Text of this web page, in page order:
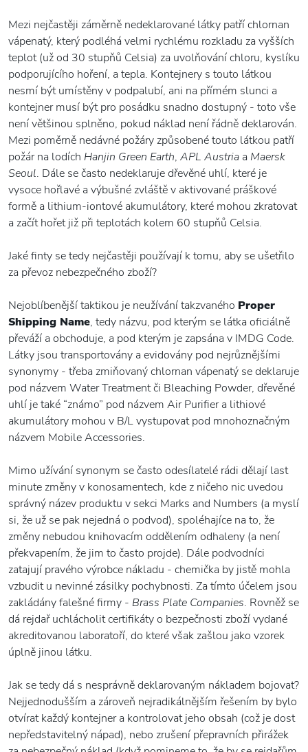
Mezi nejčastěji záměrně nedeklarované látky patří chlornan
vápenatý, který podléhá velmi rychlému rozkladu za vyšších
teplot (už od 30 stupňů Celsia) za uvolňování chloru, kyslíku
podporujícího hoření, a tepla. Kontejnery s touto látkou
nesmí být umístěny v podpalubí, ani na přímém slunci a
kontejner musí být pro posádku snadno dostupný - toto vše
není většinou splněno, pokud náklad není řádně deklarován.
Mezi poměrně nedávné požáry způsobené touto látkou patří
požár na lodích Hanjin Green Earth, APL Austria a Maersk
Seoul. Dále se často nedeklaruje dřevěné uhlí, které je
vysoce hořlavé a výbušné zvláště v aktivované práškové
formě a lithium-iontové akumulátory, které mohou zkratovat
a začít hořet již při teplotách kolem 60 stupňů Celsia.
Jaké finty se tedy nejčastěji používají k tomu, aby se ušetřilo
za převoz nebezpečného zboží?
Nejoblíbenější taktikou je neužívání takzvaného Proper
Shipping Name, tedy názvu, pod kterým se látka oficiálně
převáží a obchoduje, a pod kterým je zapsána v IMDG Code.
Látky jsou transportovány a evidovány pod nejrůznějšími
synonymy - třeba zmiňovaný chlornan vápenatý se deklaruje
pod názvem Water Treatment či Bleaching Powder, dřevěné
uhlí je také “známo” pod názvem Air Purifier a lithiové
akumulátory mohou v B/L vystupovat pod mnohoznačným
názvem Mobile Accessories.
Mimo užívání synonym se často odesílatelé rádi dělají last
minute změny v konosamentech, kde z ničeho nic uvedou
správný název produktu v sekci Marks and Numbers (a myslí
si, že už se pak nejedná o podvod), spoléhajíce na to, že
změny nebudou knihovacím oddělením odhaleny (a není
překvapením, že jim to často projde). Dále podvodníci
zatajují pravého výrobce nákladu - chemička by jistě mohla
vzbudit u nevinné zásilky pochybnosti. Za tímto účelem jsou
zakládány falešné firmy - Brass Plate Companies. Rovněž se
dá rejdař uchlácholit certifikáty o bezpečnosti zboží vydané
akreditovanou laboratoří, do které však zašlou jako vzorek
úplně jinou látku.
Jak se tedy dá s nesprávně deklarovaným nákladem bojovat?
Nejjednodušším a zároveň nejradikálnějším řešením by bylo
otvírat každý kontejner a kontrolovat jeho obsah (což je dost
nepředstavitelný nápad), nebo zrušení přepravních přirážek